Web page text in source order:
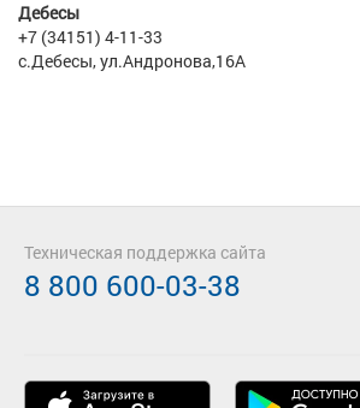
Дебесы
+7 (34151) 4-11-33
с.Дебесы, ул.Андронова,16А
Техническая поддержка сайта
8 800 600-03-38